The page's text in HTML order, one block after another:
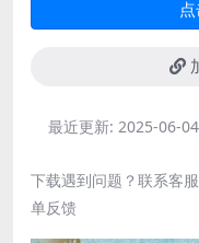
最近更新: 2025-06-04
下载遇到问题？联系客
单反馈